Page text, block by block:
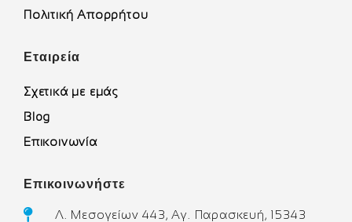
Πολιτική Απορρήτου
Εταιρεία
Σχετικά με εμάς
Blog
Επικοινωνία
Επικοινωνήστε
Λ. Μεσογείων 443, Αγ. Παρασκευή, 15343